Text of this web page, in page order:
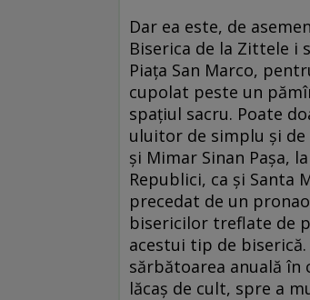
Dar ea este, de
Biserica de la Zittele i
Piaţa San Marco,
cupolat peste un
spaţiul sacru. Poate
uluitor de simplu şi
şi Mimar Sinan Paşa,
Republici, ca şi Santa
precedat de un
bisericilor treflate de
acestui tip de
sărbătoarea anuală în
lăcaş de cult, spre a